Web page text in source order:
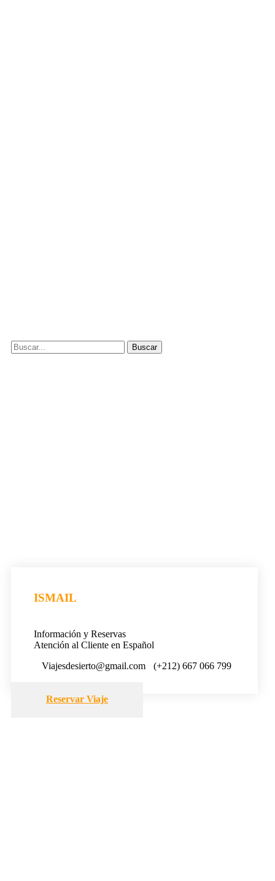
ISMAIL
Información y Reservas
Atención al Cliente en Español
Viajesdesierto@gmail.com
(+212) 667 066 799
Reservar Viaje